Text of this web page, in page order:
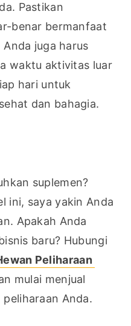
Pastikan
benar bermanfaat
juga harus
waktu aktivitas luar
hari untuk
dan bahagia.
suplemen?
ini, saya yakin Anda
Apakah Anda
baru? Hubungi
Peliharaan
mulai menjual
Anda.